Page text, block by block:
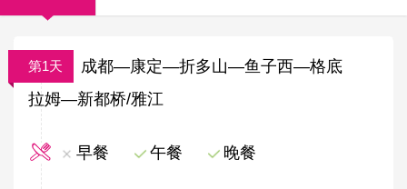
第1天
成都—康定—折多山—鱼子西—格底
拉姆—新都桥/雅江
早餐 午餐 晚餐